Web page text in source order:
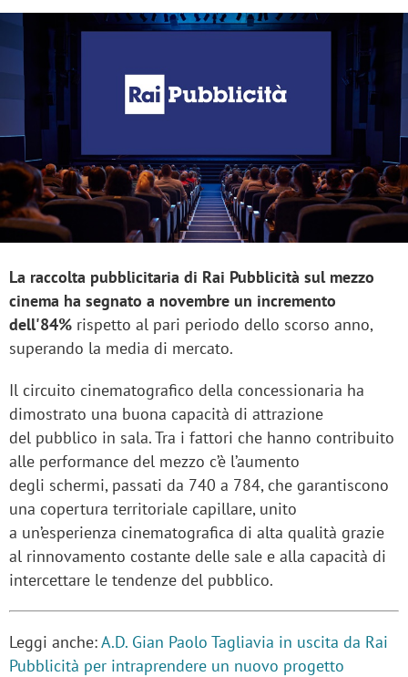
La raccolta pubblicitaria di Rai Pubblicità sul mezzo
cinema ha segnato a novembre un incremento
dell'84% rispetto al pari periodo dello scorso anno,
superando la media di mercato.
Il circuito cinematografico della concessionaria ha
dimostrato una buona capacità di attrazione
del pubblico in sala. Tra i fattori che hanno contribuito
alle performance del mezzo c’è l’aumento
degli schermi, passati da 740 a 784, che garantiscono
una copertura territoriale capillare, unito
a un’esperienza cinematografica di alta qualità grazie
al rinnovamento costante delle sale e alla capacità di
intercettare le tendenze del pubblico.
Leggi anche:A.D. Gian Paolo Tagliavia in uscita da Rai
Pubblicità per intraprendere un nuovo progetto